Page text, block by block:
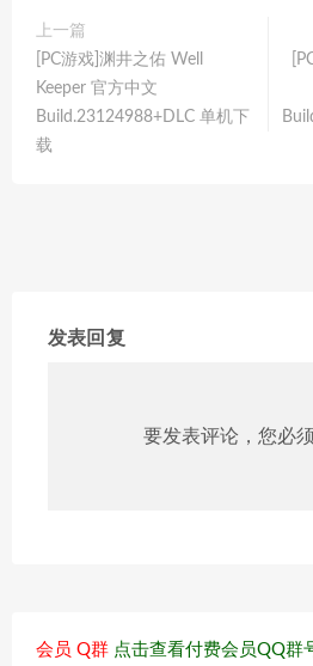
上一篇
[PC游戏]渊井之佑 Well
Keeper 官方中文
Build.23124988+DLC 单机下
载
发表回复
要发表评论，您必
会员 Q群 点击查看付费会员QQ群